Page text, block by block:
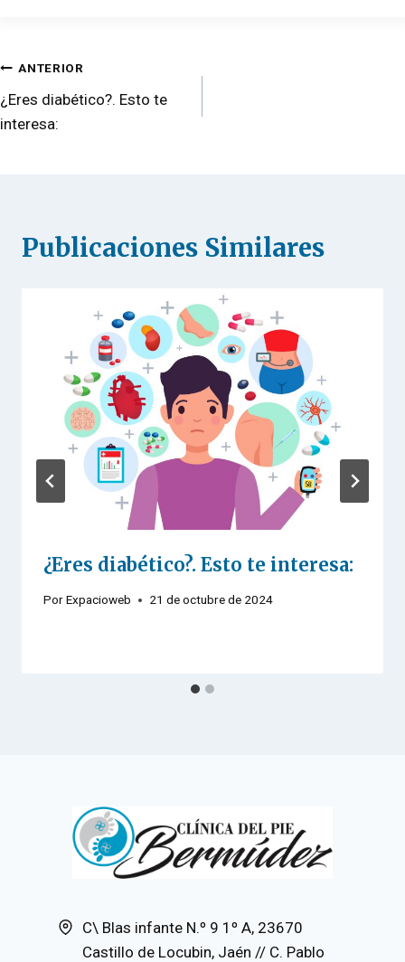
Navegación
de
ANTERIOR
¿Eres diabético?. Esto te
interesa:
Publicaciones Similares
¿Eres diabético?. Esto te interesa:
PorExpacioweb 21 de octubre de 2024
C\ Blas infante N.º 9 1º A, 23670
Castillo de Locubin, Jaén // C. Pablo